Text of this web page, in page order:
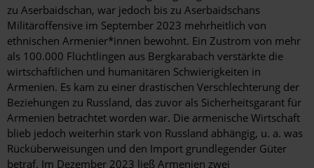
zu Aserbaidschan, war jedoch bis zu Aserbaidschans
Militäroffensive im September 2023 mehrheitlich von
ethnischen Armenier*innen bewohnt. Ein Zustrom von mehr
als 100.000 Flüchtlingen aus Bergkarabach verstärkte die
wirtschaftlichen und humanitären Schwierigkeiten in
Armenien. Es kam zu einer drastischen Verschlechterung der
Beziehungen zu Russland, das zuvor als Sicherheitsgarant für
Armenien betrachtet worden war. Die armenische Wirtschaft
blieb jedoch weiterhin stark von Russland abhängig, u. a. was
Rücküberweisungen und den Import grundlegender Güter
betraf. Im Dezember 2023 ließ Armenien zwei